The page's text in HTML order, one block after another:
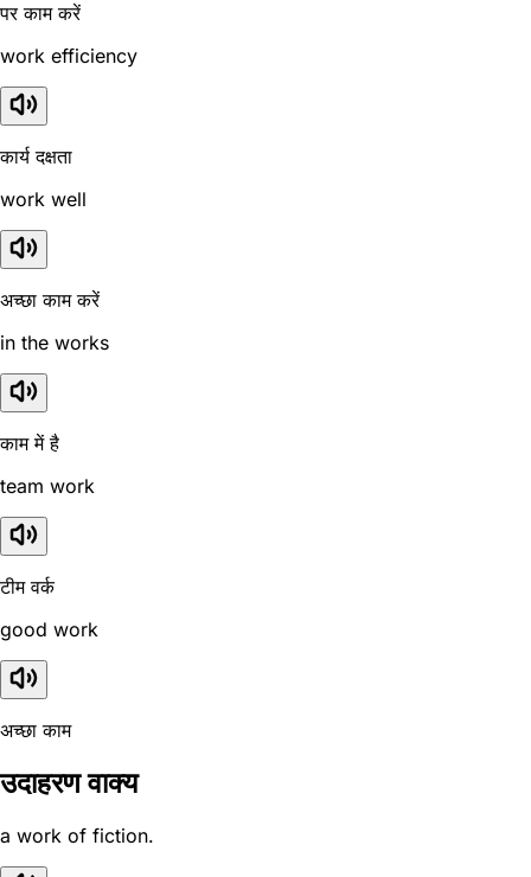
पर काम करें
work efficiency
कार्य दक्षता
work well
अच्छा काम करें
in the works
काम में है
team work
टीम वर्क
good work
अच्छा काम
उदाहरण वाक्य
a work of fiction.